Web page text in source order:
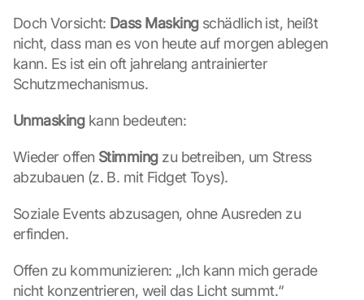
Doch Vorsicht: Dass Masking schädlich ist, heißt
nicht, dass man es von heute auf morgen ablegen
kann. Es ist ein oft jahrelang antrainierter
Schutzmechanismus.
Unmasking kann bedeuten:
Wieder offen Stimming zu betreiben, um Stress
abzubauen (z. B. mit Fidget Toys).
Soziale Events abzusagen, ohne Ausreden zu
erfinden.
Offen zu kommunizieren: „Ich kann mich gerade
nicht konzentrieren, weil das Licht summt.“
G
o
e
M